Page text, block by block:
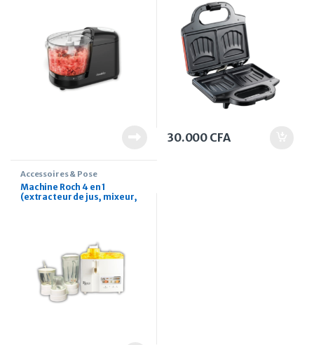
30.000 CFA
Accessoires & Pose
Machine Roch 4 en 1
(extracteur de jus, mixeur,